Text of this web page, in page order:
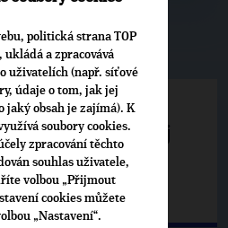
◀
i školství. Matěj
s prezidentem
politická strana TOP
ukládá a zpracovává
uživatelích (např. síťové
údaje o tom, jak jej
jaký obsah je zajímá). K
soubory cookies.
zpracování těchto
souhlas uživatele,
volbou „Přijmout
cookies můžete
„Nastavení“.